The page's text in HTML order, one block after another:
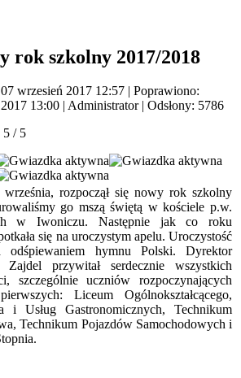
rok szkolny 2017/2018
wrzesień 2017 12:57 | Poprawiono:
13:00 | Administrator| Odsłony: 5786
5 / 5
rozpoczął się nowy rok szkolny
go mszą świętą w kościele p.w.
w Iwoniczu. Następnie jak co roku
się na uroczystym apelu. Uroczystość
odśpiewaniem hymnu Polski. Dyrektor
przywitał serdecznie wszystkich
szczególnie uczniów rozpoczynających
Liceum Ogólnokształcącego,
i Usług Gastronomicznych, Technikum
Technikum Pojazdów Samochodowych i